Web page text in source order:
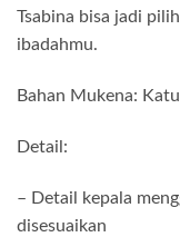
Tsabina bisa jadi
ibadahmu.
Bahan Mukena:
Detail:
– Detail kepala
disesuaikan